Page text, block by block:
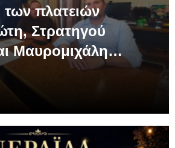
πλατειών
Στρατηγού
Μαυρομιχάλη…